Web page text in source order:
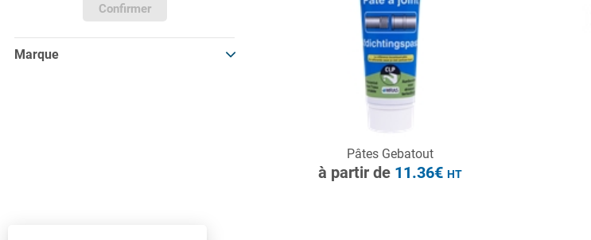
Confirmer
Marque
Pâtes Gebatout
à partir de 11.36€ HT
Demande de devis